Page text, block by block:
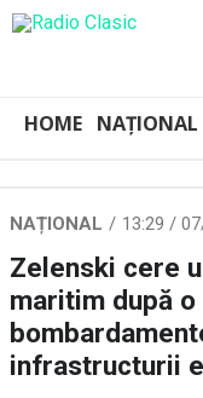
HOME NAȚIONAL
NAȚIONAL 13:29 /
Zelenski cere
maritim după
infrastructurii